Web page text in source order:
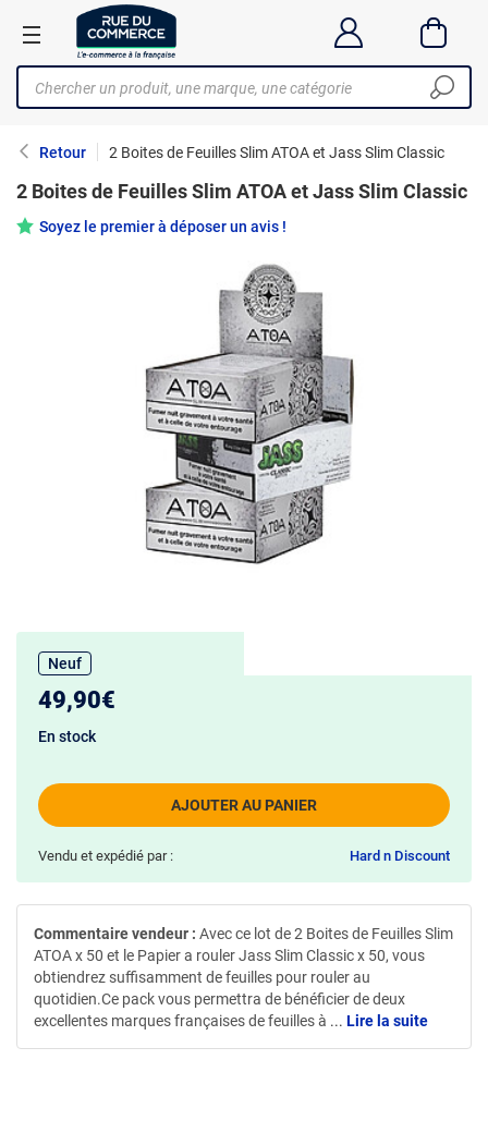
Retour 2 Boites de Feuilles Slim ATOA et Jass Slim Classic
2 Boites de Feuilles Slim ATOA et Jass Slim Classic
Soyez le premier à déposer un avis !
Neuf
49,90€
AJOUTER AU PANIER
En stock
Vendu et expédié par : Hard n Discount
Commentaire vendeur : Avec ce lot de 2 Boites de Feuilles Slim
ATOA x 50 et le Papier a rouler Jass Slim Classic x 50, vous
obtiendrez suffisamment de feuilles pour rouler au
quotidien.Ce pack vous permettra de bénéficier de deux
excellentes marques françaises de feuilles à ... Lire la suite